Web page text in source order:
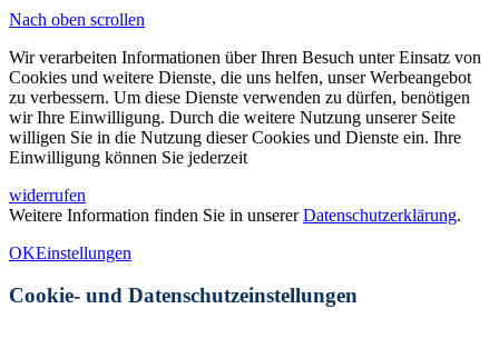
Nach oben scrollen
Wir verarbeiten Informationen über Ihren Besuch unter Einsatz von
Cookies und weitere Dienste, die uns helfen, unser Werbeangebot
zu verbessern. Um diese Dienste verwenden zu dürfen, benötigen
wir Ihre Einwilligung. Durch die weitere Nutzung unserer Seite
willigen Sie in die Nutzung dieser Cookies und Dienste ein. Ihre
Einwilligung können Sie jederzeit
widerrufen
Weitere Information finden Sie in unsererDatenschutzerklärung.
OKEinstellungen
Cookie- und Datenschutzeinstellungen